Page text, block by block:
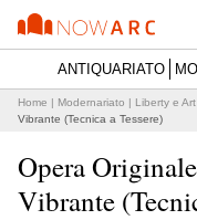
ANTIQUARIATO
Home | Modernariato | Liberty e
Vibrante (Tecnica a Tessere)
Opera
Vibrante